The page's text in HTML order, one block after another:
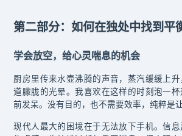
第二部分：如何在独处中找到平
学会放空，给心灵喘息的机会
厨房里传来水壶沸腾的声音，蒸汽缓缓上
道朦胧的光晕。我喜欢在这样的时刻泡一
前发呆。没有目的，也不需要效率，纯粹是
现代人最大的困境在于无法放下手机。信